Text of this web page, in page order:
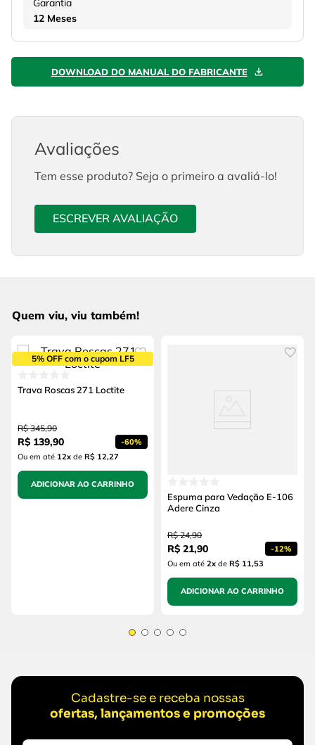
Garantia
12 Meses
DOWNLOAD DO MANUAL DO FABRICANTE
Avaliações
Tem esse produto? Seja o primeiro a avaliá-lo!
ESCREVER AVALIAÇÃO
Quem viu, viu também!
5% OFF com o cupom LF5
Trava Roscas 271 Loctite
R$ 345,90
R$ 139,90 -60%
Ou em até 12x de R$ 12,27
ADICIONAR AO CARRINHO
Espuma para Vedação E-106
Adere Cinza
R$ 24,90
R$ 21,90 -12%
Ou em até 2x de R$ 11,53
ADICIONAR AO CARRINHO
Cadastre-se e receba nossas
ofertas, lançamentos e promoções